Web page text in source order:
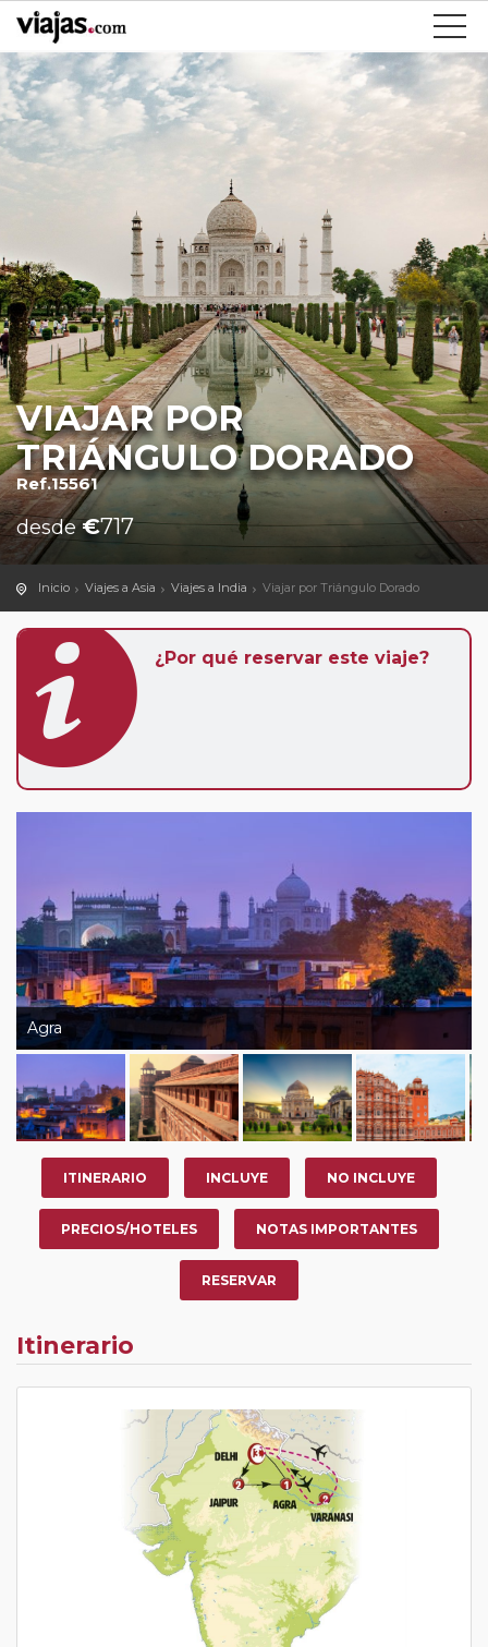
VIAJAR POR
TRIÁNGULO DORADO
Ref.15561
desde€717
Inicio Viajes a Asia Viajes a India Viajar por Triángulo Dorado
¿Por qué reservar este viaje?
Agra
ITINERARIO INCLUYE NO INCLUYE
PRECIOS/HOTELES NOTAS IMPORTANTES
RESERVAR
Itinerario